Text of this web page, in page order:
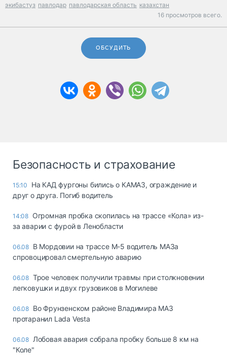
экибастуз павлодар павлодарская область казахстан
16 просмотров всего.
ОБСУДИТЬ
Безопасность и страхование
15:10
На КАД фургоны бились о КАМАЗ, ограждение и
друг о друга. Погиб водитель
14:08 Огромная пробка скопилась на трассе «Кола» из-
за аварии с фурой в Ленобласти
06.08 В Мордовии на трассе М-5 водитель МАЗа
спровоцировал смертельную аварию
06.08 Трое человек получили травмы при столкновении
легковушки и двух грузовиков в Могилеве
06.08 Во Фрунзенском районе Владимира МАЗ
протаранил Lada Vesta
06.08 Лобовая авария собрала пробку больше 8 км на
"Коле"